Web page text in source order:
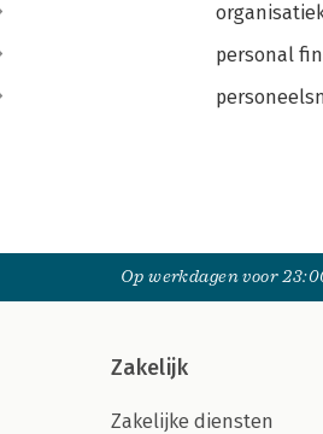
personal
Op werkdagen voor
Zakelijk
Zakelijke diensten